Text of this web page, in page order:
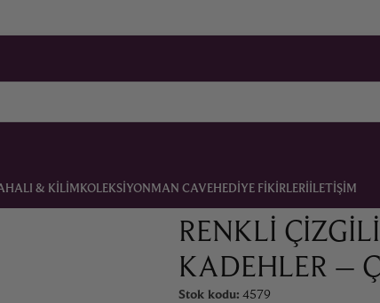
HALI & KILIMKOLEKSIYONMAN CAVEHEDIYE FIKIRLERIİLETIŞIM
RENKLI
KADEHLER –
Stok kodu: 4579